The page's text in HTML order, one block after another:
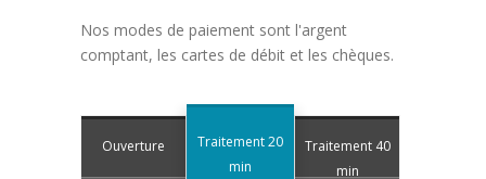
Nos modes de paiement sont l'argent
comptant, les cartes de débit et les chèques.
Ouverture
Traitement 20
min
Traitement 40
min